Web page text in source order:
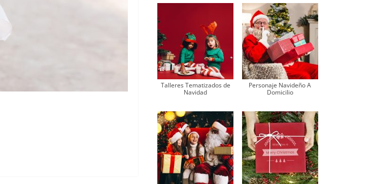
Talleres Tematizados de
Navidad
Personaje Navideño A
Domicilio